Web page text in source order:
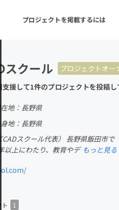
プロジェクトを掲載するには
ーン 注目の新着プロジェク
音楽
ゲーム・サービス開発
スクール
プロジェクトオー
援して1件のプロジェクトを投稿し
地：長野県
地：長野県
CADスクール代表） 長野県飯田市
以上にわたり、教育やデ もっと見る
ト 1